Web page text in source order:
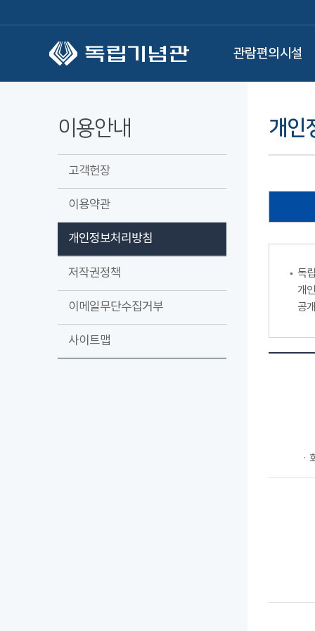
관람편의시설
이용안내
고객헌장
이용약관
개인정보처리방침
저작권정책
이메일무단수집거부
사이트맵
개인
독
개
공
ㆍ